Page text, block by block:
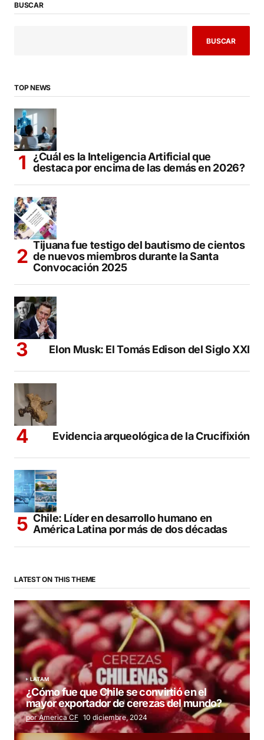
BUSCAR
BUSCAR
TOP NEWS
¿Cuál es la Inteligencia Artificial que
destaca por encima de las demás en 2026?
Tijuana fue testigo del bautismo de cientos
de nuevos miembros durante la Santa
Convocación 2025
Elon Musk: El Tomás Edison del Siglo XXI
Evidencia arqueológica de la Crucifixión
Chile: Líder en desarrollo humano en
América Latina por más de dos décadas
LATEST ON THIS THEME
LATAM
¿Cómo fue que Chile se convirtió en el
mayor exportador de cerezas del mundo?
por America CF 10 diciembre, 2024